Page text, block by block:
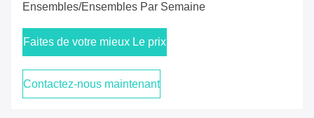
Ensembles/ensembles Par Semaine
Faites de votre mieux Le prix
Contactez-nous maintenant